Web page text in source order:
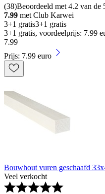
(38)Beoordeeld met 4.2 van de
7.99 met Club Karwei
3+1 gratis3+1 gratis
3+1 gratis, voordeelprijs: 7.99
7.99
Prijs: 7.99 euro
Bouwhout vuren geschaafd
Veel verkocht